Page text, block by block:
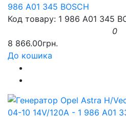
986 A01 345 BOSCH
Код товару: 1 986 A01 345
0
8 866.00грн.
До кошика